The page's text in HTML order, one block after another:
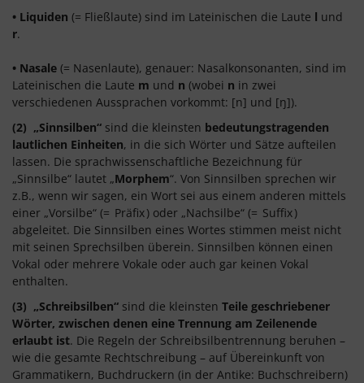
• Liquiden (= Fließlaute) sind im Lateinischen die Laute l und
r.
• Nasale (= Nasenlaute), genauer: Nasalkonsonanten, sind im
Lateinischen die Laute m und n (wobei n in zwei
verschiedenen Aussprachen vorkommt: [n] und [ŋ]).
(2) „Sinnsilben“ sind die kleinsten bedeutungstragenden
lautlichen Einheiten, in die sich Wörter und Sätze aufteilen
lassen. Die sprachwissenschaftliche Bezeichnung für
„Sinnsilbe“ lautet „Morphem“. Von Sinnsilben sprechen wir
z.B., wenn wir sagen, ein Wort sei aus einem anderen mittels
einer „Vorsilbe“ (= Präfix) oder „Nachsilbe“ (= Suffix)
abgeleitet. Die Sinnsilben eines Wortes stimmen meist nicht
mit seinen Sprechsilben überein. Sinnsilben können einen
Vokal oder mehrere Vokale oder auch gar keinen Vokal
enthalten.
(3) „Schreibsilben“ sind die kleinsten Teile geschriebener
Wörter, zwischen denen eine Trennung am Zeilenende
erlaubt ist. Die Regeln der Schreibsilbentrennung beruhen –
wie die gesamte Rechtschreibung – auf Übereinkunft von
Grammatikern, Buchdruckern (in der Antike: Buchschreibern)